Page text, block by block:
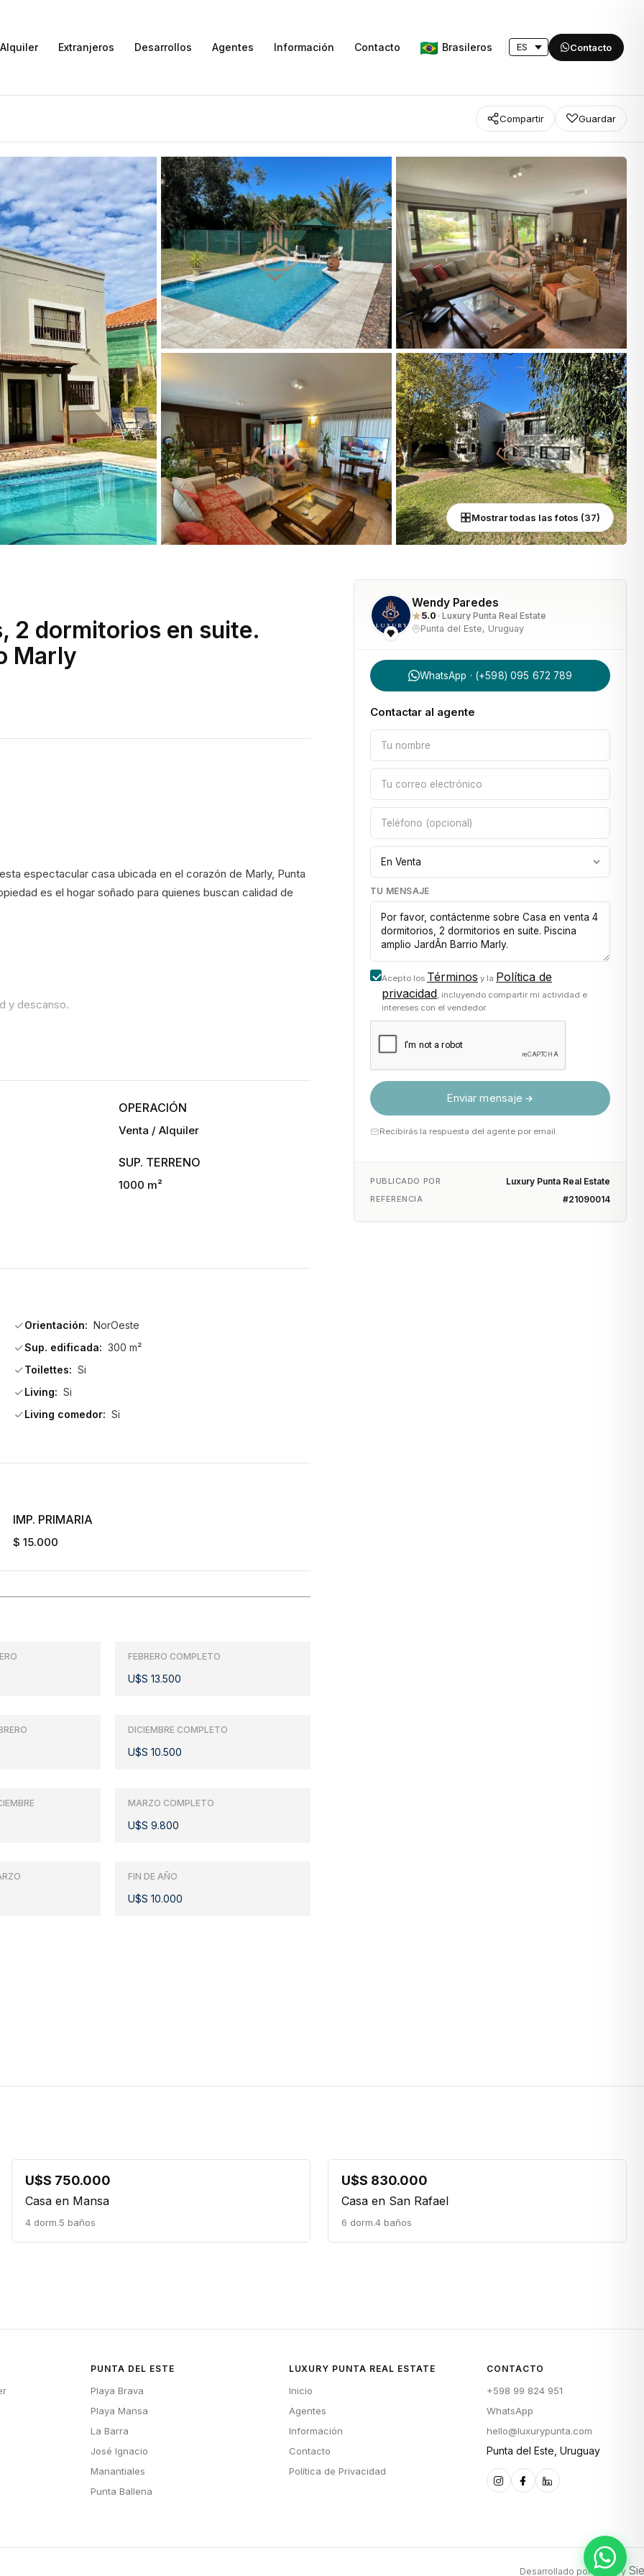
Alquiler Extranjeros Desarrollos Agentes Información Contacto Brasileros Contacto
Compartir Guardar
Mostrar todas las fotos (37)
2 dormitorios en suite.
Marly
espectacular casa ubicada en el corazón de Marly, Punta
es el hogar soñado para quienes buscan calidad de
y descanso.
a toda la familia.
suficiente espacio para crear y compartir momentos
disfrutar de reuniones familiares o con amigos.
y espacio para disfrutar al aire libre.
creando un ambiente cálido y funcional.
en una zona privilegiada, te permitirá disfrutar de la
OPERACIÓN
Venta / Alquiler
SUP. TERRENO
1000 m²
Orientación: NorOeste
Sup. edificada: 300 m²
Toilettes: Si
Living: Si
Living comedor: Si
IMP. PRIMARIA
$ 15.000
FEBRERO COMPLETO
U$S 13.500
DICIEMBRE COMPLETO
U$S 10.500
MARZO COMPLETO
U$S 9.800
FIN DE AÑO
U$S 10.000
Wendy Paredes
5.0 · Luxury Punta Real Estate
Punta del Este, Uruguay
WhatsApp · (+598) 095 672 789
Contactar al agente
TU MENSAJE
Acepto los Términos y la Política de
privacidad, incluyendo compartir mi actividad e
intereses con el vendedor.
Enviar mensaje
Recibirás la respuesta del agente por email.
PUBLICADO POR Luxury Punta Real Estate
REFERENCIA #21090014
U$S 750.000
Casa en Mansa
4 dorm.5 baños
U$S 830.000
Casa en San Rafael
6 dorm.4 baños
PUNTA DEL ESTE
Playa Brava
Playa Mansa
La Barra
José Ignacio
Manantiales
Punta Ballena
LUXURY PUNTA REAL ESTATE
Inicio
Agentes
Información
Contacto
Política de Privacidad
CONTACTO
+598 99 824 951
WhatsApp
hello@luxurypunta.com
Punta del Este, Uruguay
Desarrollado pormauiy